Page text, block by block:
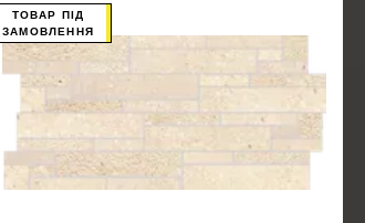
КУПИТИ
ТОВАР ПІД
ЗАМОВЛЕННЯ